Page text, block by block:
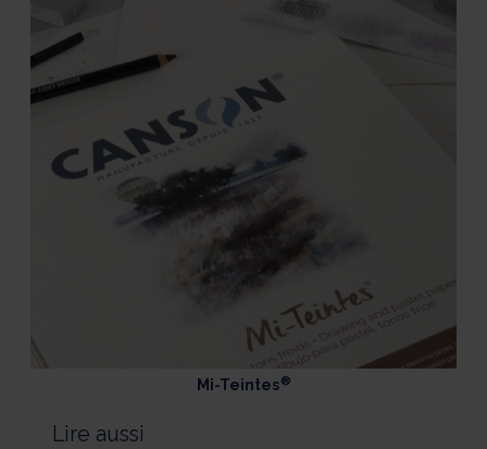
Mi-Teintes®
Lire aussi